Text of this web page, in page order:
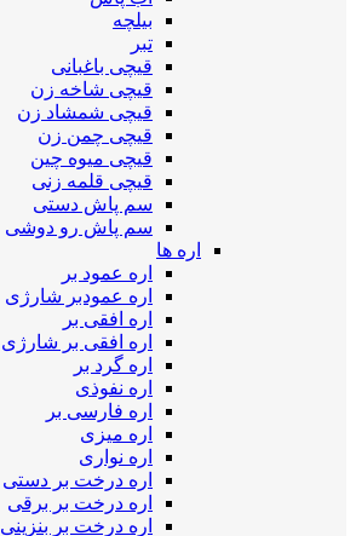
بیلچه
تبر
قیچی باغبانی
قیچی شاخه زن
قیچی شمشاد زن
قیچی چمن زن
قیچی میوه چین
قیچی قلمه زنی
سم پاش دستی
سم پاش رو دوشی
اره ها
اره عمود بر
اره عمودبر شارژی
اره افقی بر
اره افقی بر شارژی
اره گرد بر
اره نفوذی
اره فارسی بر
اره میزی
اره نواری
اره درخت بر دستی
اره درخت بر برقی
اره درخت بر بنزینی